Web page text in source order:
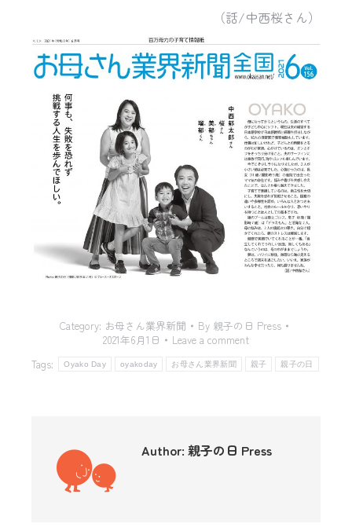
（話/中西桜さん）
Category: お母さん業界新聞 By 親子の日 Press
2021年6月1日
Leave a comment
Tags:
Oyako Day oyakoday お母さん業界新聞 親子 親子の日
Author: 親子の日 Press